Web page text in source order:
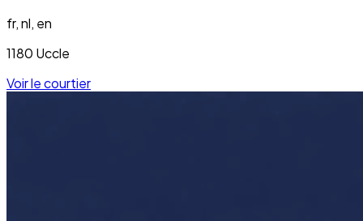
fr, nl, en
1180 Uccle
Voir le courtier